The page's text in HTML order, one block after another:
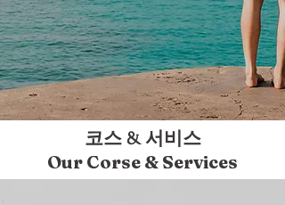
코스 & 서비스
Our Corse & Services